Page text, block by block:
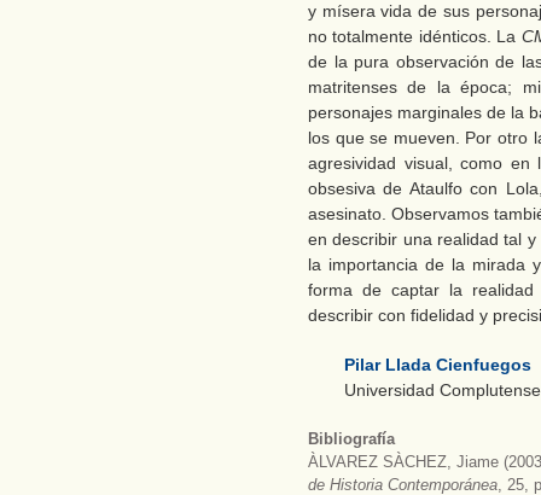
y mísera vida de sus
no totalmente idénticos. La
de la pura observación de
matritenses de la época;
personajes marginales de la
los que se mueven. Por otro
agresividad visual, como
obsesiva de Ataulfo con
asesinato. Observamos
en describir una realidad tal
la importancia de la mirada
forma de captar la
describir con fidelidad y
Pilar Llada Cienfuegos
Universidad Complutense
Bibliografía
ÀLVAREZ SÀCHEZ, Jiame
de Historia Contemporánea, 25,